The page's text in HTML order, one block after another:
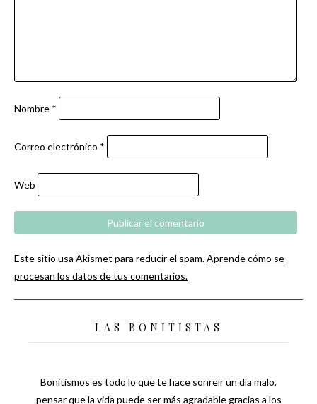
Nombre *
Correo electrónico *
Web
Este sitio usa Akismet para reducir el spam.Aprende cómo se
procesan los datos de tus comentarios.
LAS BONITISTAS
Bonitismos es todo lo que te hace sonreír un día malo,
pensar que la vida puede ser más agradable gracias a los